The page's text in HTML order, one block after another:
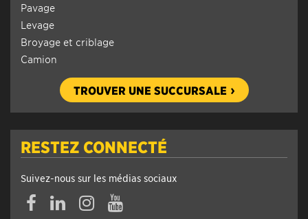
Pavage
Levage
Broyage et criblage
Camion
TROUVER UNE SUCCURSALE
RESTEZ CONNECTÉ
Suivez-nous sur les médias sociaux